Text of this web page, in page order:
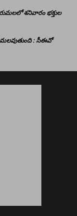
శనివారం భక్తుల
: సీఈవో